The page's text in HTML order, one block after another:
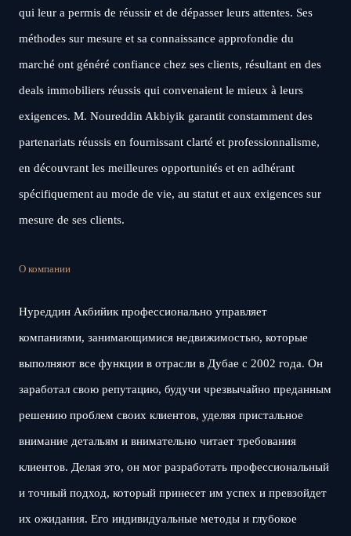
qui leur a permis de réussir et de dépasser leurs attentes. Ses
méthodes sur mesure et sa connaissance approfondie du
marché ont généré confiance chez ses clients, résultant en des
deals immobiliers réussis qui convenaient le mieux à leurs
exigences. M. Noureddin Akbiyik garantit constamment des
partenariats réussis en fournissant clarté et professionnalisme,
en découvrant les meilleures opportunités et en adhérant
spécifiquement au mode de vie, au statut et aux exigences sur
mesure de ses clients.
О компании
Нуреддин Акбийик профессионально управляет
компаниями, занимающимися недвижимостью, которые
выполняют все функции в отрасли в Дубае с 2002 года. Он
заработал свою репутацию, будучи чрезвычайно преданным
решению проблем своих клиентов, уделяя пристальное
внимание детальям и внимательно читает требования
клиентов. Делая это, он мог разработать профессиональный
и точный подход, который принесет им успех и превзойдет
их ожидания. Его индивидуальные методы и глубокое